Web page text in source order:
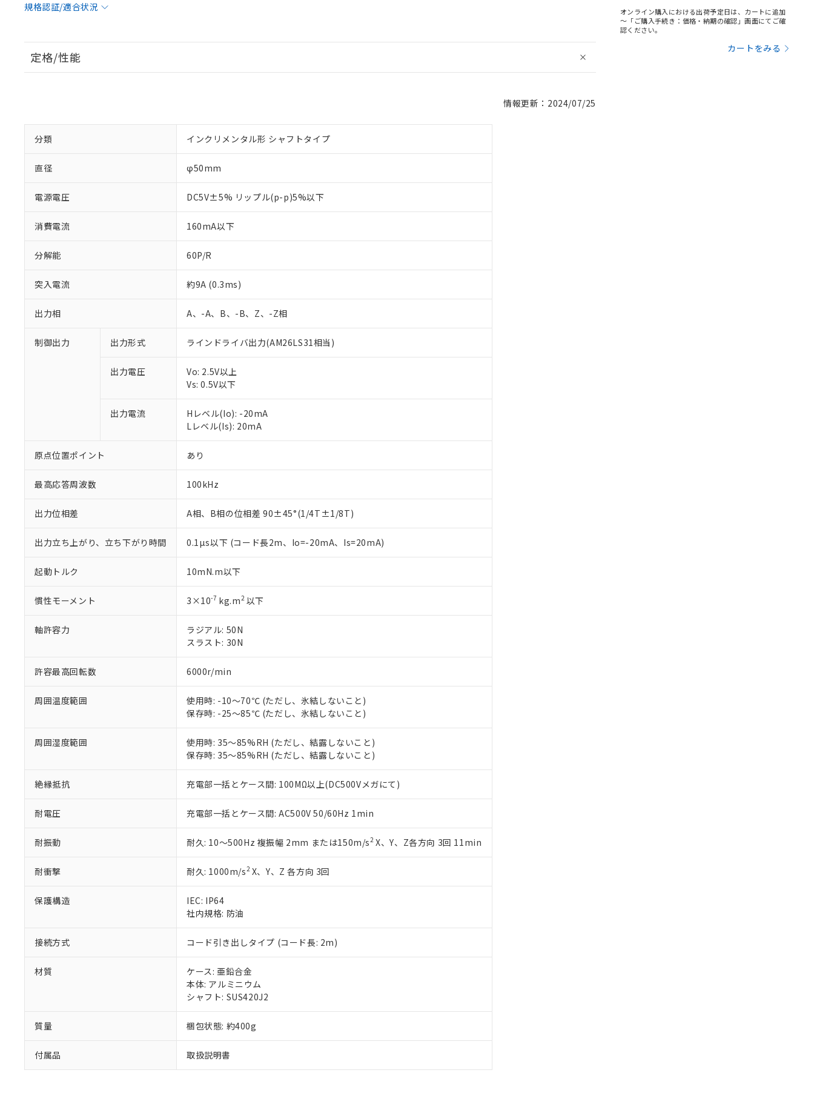
規格認証/適合状況
定格/性能
情報更新：2024/07/25
分類 インクリメンタル形 シャフトタイプ
直径 φ50mm
電源電圧 DC5V±5% リップル(p-p)5%以下
消費電流 160mA以下
分解能 60P/R
突入電流 約9A (0.3ms)
出力相 A、-A、B、-B、Z、-Z相
制御出力 出力形式 ラインドライバ出力(AM26LS31相当)
出力電圧
Vo: 2.5V以上
Vs: 0.5V以下
出力電流
Hレベル(Io): -20mA
Lレベル(Is): 20mA
原点位置ポイント あり
最高応答周波数 100kHz
出力位相差 A相、B相の位相差 90±45°(1/4T±1/8T)
出力立ち上がり、立ち下がり時間 0.1µs以下 (コード長2m、Io=-20mA、Is=20mA)
起動トルク 10mN.m以下
慣性モーメント 3×10-7 kg.m2以下
軸許容力
ラジアル: 50N
スラスト: 30N
許容最高回転数 6000r/min
周囲温度範囲
使用時: -10～70℃ (ただし、氷結しないこと)
保存時: -25～85℃ (ただし、氷結しないこと)
周囲湿度範囲
使用時: 35～85%RH (ただし、結露しないこと)
保存時: 35～85%RH (ただし、結露しないこと)
絶縁抵抗 充電部一括とケース間: 100MΩ以上(DC500Vメガにて)
耐電圧 充電部一括とケース間: AC500V 50/60Hz 1min
耐振動 耐久: 10～500Hz 複振幅 2mm または150m/s2X、Y、Z各方向 3回 11min
耐衝撃 耐久: 1000m/s2X、Y、Z 各方向 3回
保護構造
IEC: IP64
社内規格: 防油
接続方式 コード引き出しタイプ (コード長: 2m)
材質
ケース: 亜鉛合金
本体: アルミニウム
シャフト: SUS420J2
質量 梱包状態: 約400g
付属品 取扱説明書
オンライン購入における出荷予定日は、カートに追加
～「ご購入手続き：価格・納期の確認」画面にてご確
認ください。
カートをみる
ご利用条件
以下の条件をお読みいただき、同意のうえご利用ください。
本サービスは、当社制御機器事業取扱商品の当社在庫状況および標準価格(税抜)を提供させていただ
くものです。
当社制御機器事業取扱商品の中には、本サービスの対象外となる商品もあることをご了承ください。
のであり、閲覧された時点での実際の在庫および標準価格とは異なる場合があることをご了承くださ
い。
正式な納期状況および標準価格はお客様のお取引先、またはお客様担当のオムロン制御機器販売店・
オムロン制御機器販売店や当社販売拠点は「
在庫状況および標準価格結果を当社の事前の承諾なく第三者に漏洩または開示しないようお願いしま
す。
マイパーツ機能（部品リスト作成サービス）をご利用いただくには、I-Webメンバーズにご登録され
ている必要があります。
お客様が当ウェブサイト上で当社にご登録された部品リストについて、当社および当社の共同利用者
が、当社の製品・サービスに関するお客様との取引・商談に必要な範囲で利用することをご了承くだ
いる法人を指します。
※1 対応状況
対応済み：EU RoHS指令（10物質）の非含有に対応した製品が提供可能な商品です。
対応予定：EU RoHS指令（10物質）の非含有に対応した製品に切り替える予定のある商品です。
対応予定なし：EU RoHS指令（10物質）の非含有に非対応の商品で、対応品を出す予定はありません。
調査・確認中：EU RoHS指令（10物質）の非含有の対応状況を調査中または確認中の商品です。
非該当品：ライセンス料など無形物で、有害物質有無と関係のない商品です。
があります。
*EU RoHS指令（10物質）：
フタル酸ビス(2-エチルヘキシル) (DEHP)(別名：DOP) 1000ppm以下、フタル酸ブチルベンジル（BBP） 1000ppm以下、フタル酸ジブチ
ル（DBP） 1000ppm以下、フタル酸ジイソブチル (DIBP) 1000ppm以下
但し、RoHS指令で産業用監視および制御機器に対する適用除外項目は除く。
フタル酸エステル類の４物質については閾値を超える意図的な使用がないことを確認しています。
部品在庫の切り替え状況などにより、予定月が前後することがあります。
※3 非含有証明書ダウンロード
EU RoHS指令（10物質）の非含有証明書
51物質の非含有証明書（当社基準）
※本証明書は発行日時点で非含有を証明するもので、過去に遡って非含有を証明するものではありません。
また、RoHS指令のフタル酸エステル類４物質の対応では、対応完了までの期間は出荷製品に未対応品が
混在することから備考欄に対応日を記載しておりました。
既に当社にて対応品への在庫切替を完了していることから、特段のことがない限り、2022年1月12日よ
り割愛しております。
※1 中国RoHS○×表
「○」：最大均質材料含有率が中国RoHSの基準値以下であることを示します。
「×」：最大均質材料含有率が中国RoHSの基準値を超えていることを示します。
*中国RoHS10物質の基準値 (GB/T26572)：
Pb(鉛) :1000ppm、 Hg(水銀) : 1000ppm、 Cd(カドミウム) : 100ppm、
Cr(Ⅵ)(六価クロム) : 1000ppm、 PBBs(ポリ臭化ビフェニル類) : 1000ppm、 PBDEs(ポリ臭化ジフェニルエーテル類) : 1000ppm、
DBP(フタル酸ジブチル) : 1000ppm、 DIBP(フタル酸ジイソブチル) : 1000ppm、 BBP(フタル酸ブチルベンジル) : 1000ppm、
DEHP(フタル酸ビス(2-エチルヘキシル)) : 1000ppm
※2 環境保護使用期限
「ｅ」：有害物質（10物質）のすべてが基準値以下であることを示します。
「10」：通常の使用状況下において有害物質が外部に漏えいし、環境に深刻な影響を及ぼさない年数を意
味します。
「－」：未確認です。当社販売部門へお問い合わせください。
当社は、これら貴社製品のうち、外国為替および外国貿易法に定める商品（以下｢規制貨物等」とい
う）を輸出または国外への提供する場合は、日本国政府の輸出許可(または役務取引許可)を取得する
などの必要な手続きをとります。
当社は規制貨物を破棄する場合は、完全に破砕するなど、違法に輸出されないよう必要な手段を講じ
ます。
当社は貴社製品を、核兵器、ミサイル、化学兵器、生物兵器またはその他武器並びにこれらの製造装
また当社は、販売先および販売に係わる関係者が違法に輸出するおそれがある場合は、取り引きをい
たしません。
合意する
号
○ 一定数以上の在庫あり
機器販売店・当社販売員にご確認ください)
白